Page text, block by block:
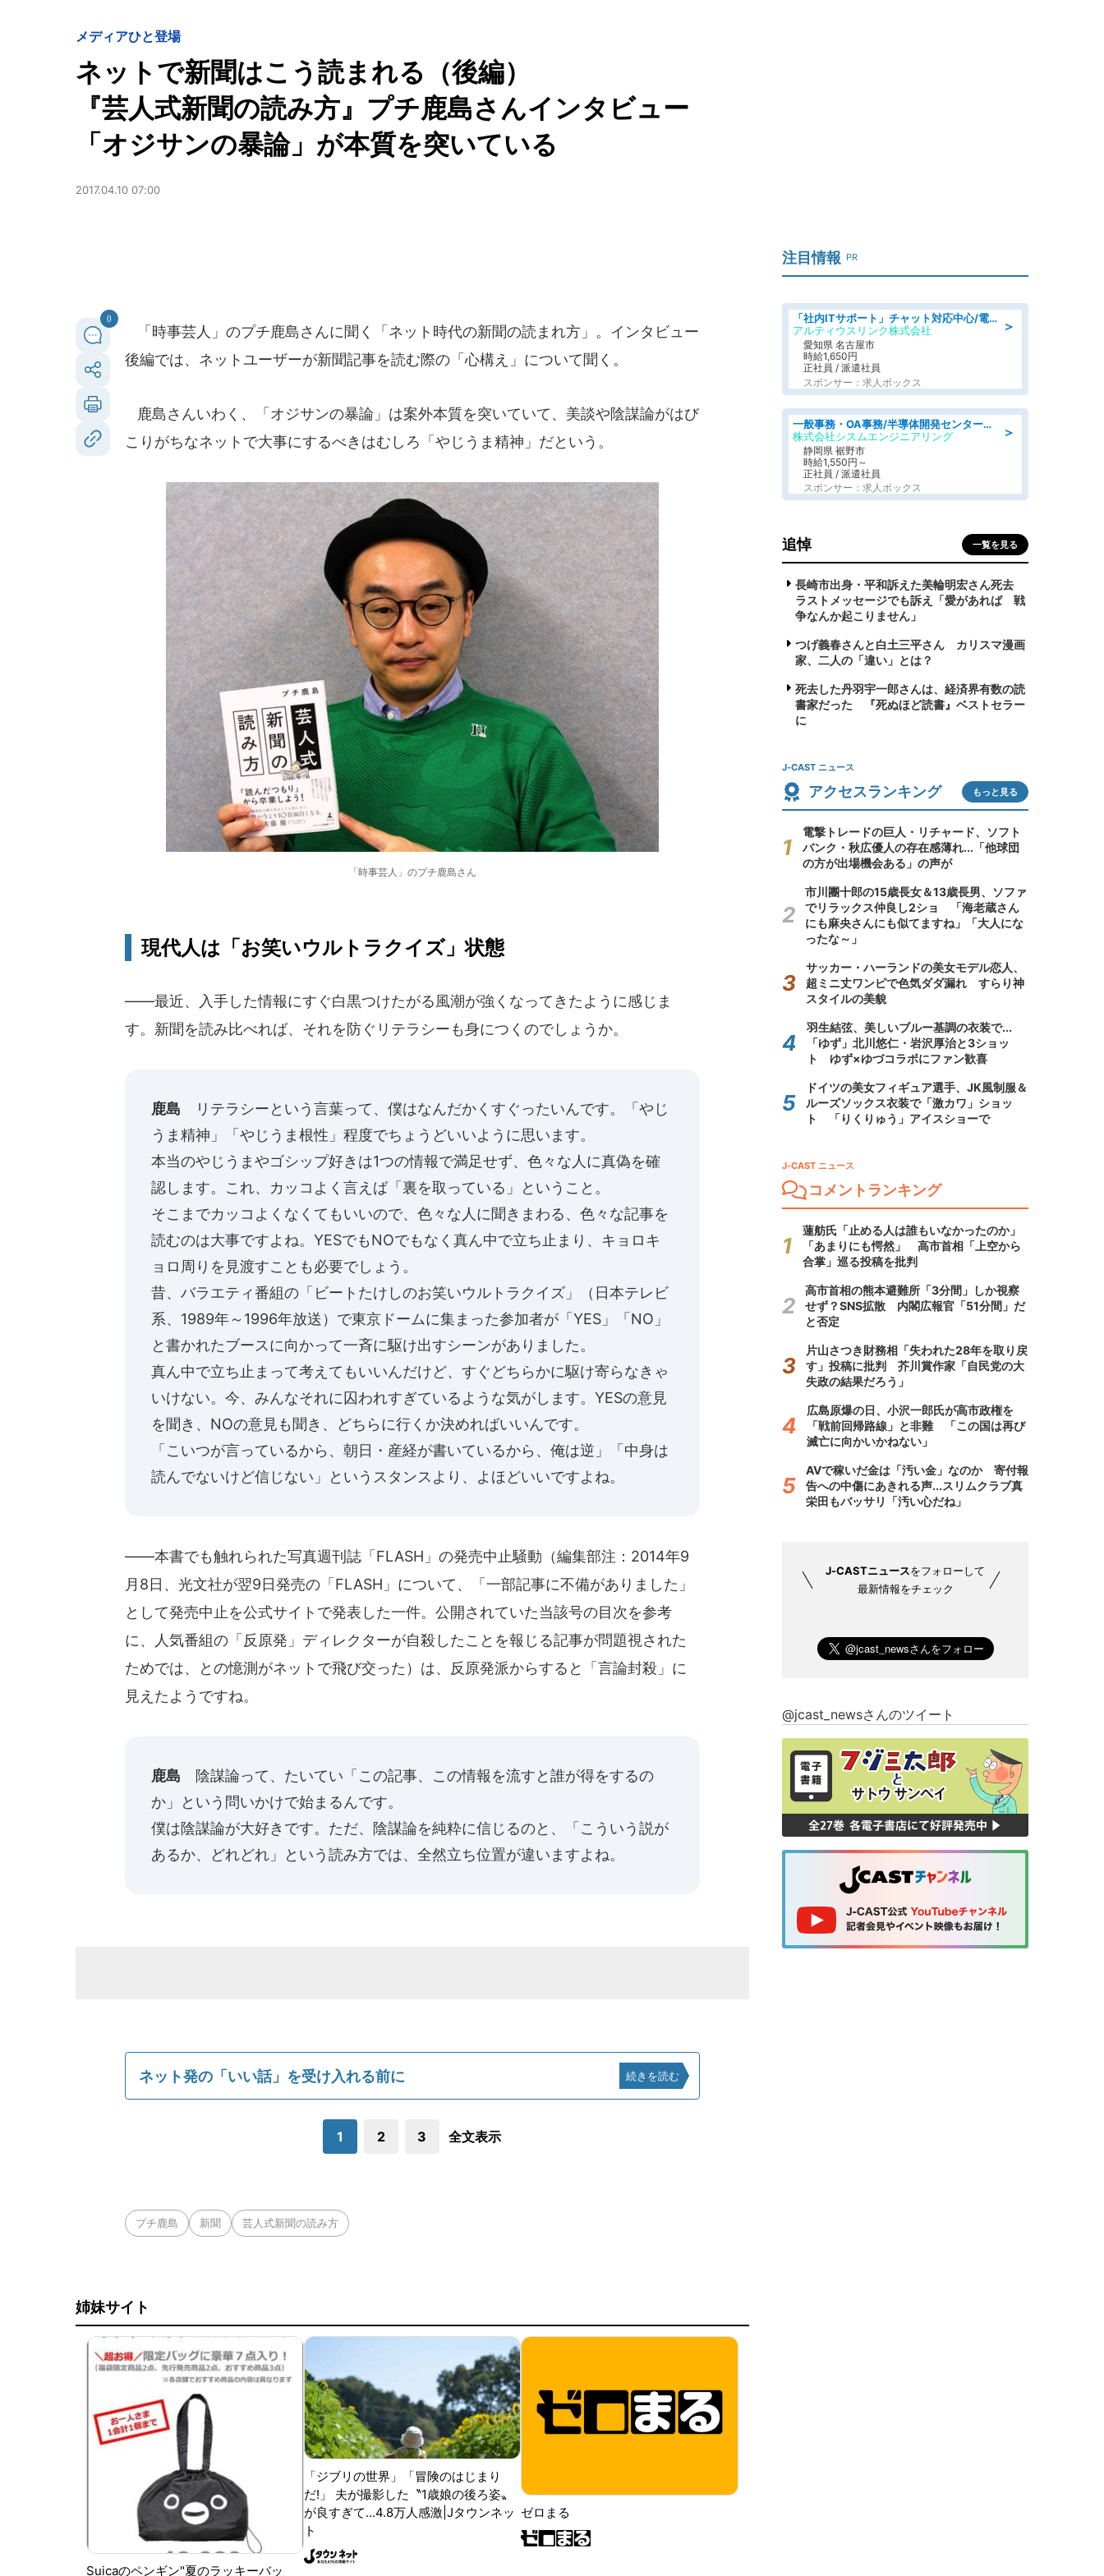
メディアひと登場
ネットで新聞はこう読まれる（後編）
『芸人式新聞の読み方』プチ鹿島さんインタビュー
「オジサンの暴論」が本質を突いている
2017.04.10 07:00
0
「時事芸人」のプチ鹿島さんに聞く「ネット時代の新聞の読まれ方」。インタビュー
後編では、ネットユーザーが新聞記事を読む際の「心構え」について聞く。
鹿島さんいわく、「オジサンの暴論」は案外本質を突いていて、美談や陰謀論がはび
こりがちなネットで大事にするべきはむしろ「やじうま精神」だという。
「時事芸人」のプチ鹿島さん
現代人は「お笑いウルトラクイズ」状態
――最近、入手した情報にすぐ白黒つけたがる風潮が強くなってきたように感じま
す。新聞を読み比べれば、それを防ぐリテラシーも身につくのでしょうか。
鹿島 リテラシーという言葉って、僕はなんだかくすぐったいんです。「やじ
うま精神」「やじうま根性」程度でちょうどいいように思います。
本当のやじうまやゴシップ好きは1つの情報で満足せず、色々な人に真偽を確
認します。これ、カッコよく言えば「裏を取っている」ということ。
そこまでカッコよくなくてもいいので、色々な人に聞きまわる、色々な記事を
読むのは大事ですよね。YESでもNOでもなく真ん中で立ち止まり、キョロキ
ョロ周りを見渡すことも必要でしょう。
昔、バラエティ番組の「ビートたけしのお笑いウルトラクイズ」（日本テレビ
系、1989年～1996年放送）で東京ドームに集まった参加者が「YES」「NO」
と書かれたブースに向かって一斉に駆け出すシーンがありました。
真ん中で立ち止まって考えてもいいんだけど、すぐどちらかに駆け寄らなきゃ
いけない。今、みんなそれに囚われすぎているような気がします。YESの意見
を聞き、NOの意見も聞き、どちらに行くか決めればいいんです。
「こいつが言っているから、朝日・産経が書いているから、俺は逆」「中身は
読んでないけど信じない」というスタンスより、よほどいいですよね。
――本書でも触れられた写真週刊誌「FLASH」の発売中止騒動（編集部注：2014年9
月8日、光文社が翌9日発売の「FLASH」について、「一部記事に不備がありました」
として発売中止を公式サイトで発表した一件。公開されていた当該号の目次を参考
に、人気番組の「反原発」ディレクターが自殺したことを報じる記事が問題視された
ためでは、との憶測がネットで飛び交った）は、反原発派からすると「言論封殺」に
見えたようですね。
鹿島 陰謀論って、たいてい「この記事、この情報を流すと誰が得をするの
か」という問いかけで始まるんです。
僕は陰謀論が大好きです。ただ、陰謀論を純粋に信じるのと、「こういう説が
あるか、どれどれ」という読み方では、全然立ち位置が違いますよね。
ネット発の「いい話」を受け入れる前に 続きを読む
1 2 3 全文表示
プチ鹿島 新聞 芸人式新聞の読み方
姉妹サイト
Suicaのペンギン"夏のラッキーバッ
「ジブリの世界」「冒険のはじまり
だ!」 夫が撮影した〝1歳娘の後ろ姿〟
が良すぎて...4.8万人感激|Jタウンネッ
ト
ゼロまる
注目情報 PR
＞
「社内ITサポート」チャット対応中心/電話少なめ/土日祝休/名古屋市港区
アルティウスリンク株式会社
愛知県 名古屋市
時給1,650円
正社員 / 派遣社員
スポンサー：求人ボックス
＞
一般事務・OA事務/半導体開発センター内で事務&軽作業スタッフ、募集
株式会社シスムエンジニアリング
静岡県 裾野市
時給1,550円～
正社員 / 派遣社員
スポンサー：求人ボックス
追悼 一覧を見る
長崎市出身・平和訴えた美輪明宏さん死去
ラストメッセージでも訴え「愛があれば 戦
争なんか起こりません」
つげ義春さんと白土三平さん カリスマ漫画
家、二人の「違い」とは？
死去した丹羽宇一郎さんは、経済界有数の読
書家だった 『死ぬほど読書』ベストセラー
に
J-CAST ニュース
アクセスランキング もっと見る
電撃トレードの巨人・リチャード、ソフト
バンク・秋広優人の存在感薄れ...「他球団
の方が出場機会ある」の声が
市川團十郎の15歳長女＆13歳長男、ソファ
でリラックス仲良し2ショ 「海老蔵さん
にも麻央さんにも似てますね」「大人にな
ったな～」
サッカー・ハーランドの美女モデル恋人、
超ミニ丈ワンピで色気ダダ漏れ すらり神
スタイルの美貌
羽生結弦、美しいブルー基調の衣装で...
「ゆず」北川悠仁・岩沢厚治と3ショッ
ト ゆず×ゆづコラボにファン歓喜
ドイツの美女フィギュア選手、JK風制服＆
ルーズソックス衣装で「激カワ」ショッ
ト 「りくりゅう」アイスショーで
J-CAST ニュース
コメントランキング
蓮舫氏「止める人は誰もいなかったのか」
「あまりにも愕然」 高市首相「上空から
合掌」巡る投稿を批判
高市首相の熊本避難所「3分間」しか視察
せず？SNS拡散 内閣広報官「51分間」だ
と否定
片山さつき財務相「失われた28年を取り戻
す」投稿に批判 芥川賞作家「自民党の大
失政の結果だろう」
広島原爆の日、小沢一郎氏が高市政権を
「戦前回帰路線」と非難 「この国は再び
滅亡に向かいかねない」
AVで稼いだ金は「汚い金」なのか 寄付報
告への中傷にあきれる声...スリムクラブ真
栄田もバッサリ「汚い心だね」
J-CASTニュースをフォローして
最新情報をチェック
@jcast_newsさんのツイート